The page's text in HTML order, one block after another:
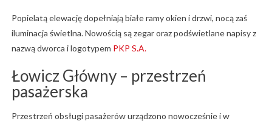
Popielatą elewację dopełniają białe ramy okien i drzwi, nocą zaś
iluminacja świetlna. Nowością są zegar oraz podświetlane napisy z
nazwą dworca i logotypem PKP S.A.
Łowicz Główny – przestrzeń
pasażerska
Przestrzeń obsługi pasażerów urządzono nowocześnie i w